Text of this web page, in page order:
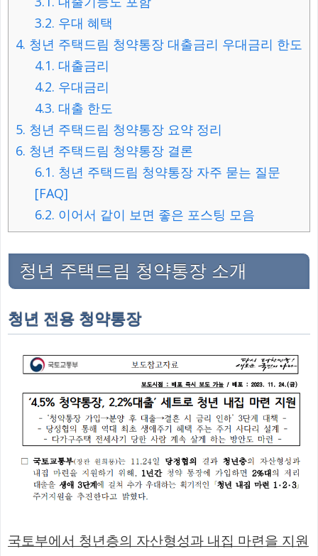
3.2. 우대 혜택
4. 청년 주택드림 청약통장 대출금리 우대금리 한도
4.1. 대출금리
4.2. 우대금리
4.3. 대출 한도
5. 청년 주택드림 청약통장 요약 정리
6. 청년 주택드림 청약통장 결론
6.1. 청년 주택드림 청약통장 자주 묻는 질문
[FAQ]
6.2. 이어서 같이 보면 좋은 포스팅 모음
청년 주택드림 청약통장 소개
청년 전용 청약통장
국토부에서 청년층의 자산형성과 내집 마련을 지원